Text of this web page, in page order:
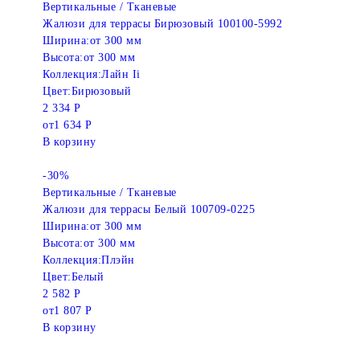
Вертикальные / Тканевые
Жалюзи для террасы Бирюзовый 100100-5992
Ширина:от 300 мм
Высота:от 300 мм
Коллекция:Лайн Ii
Цвет:Бирюзовый
2 334 Р
от1 634 Р
В корзину
-30%
Вертикальные / Тканевые
Жалюзи для террасы Белый 100709-0225
Ширина:от 300 мм
Высота:от 300 мм
Коллекция:Плэйн
Цвет:Белый
2 582 Р
от1 807 Р
В корзину